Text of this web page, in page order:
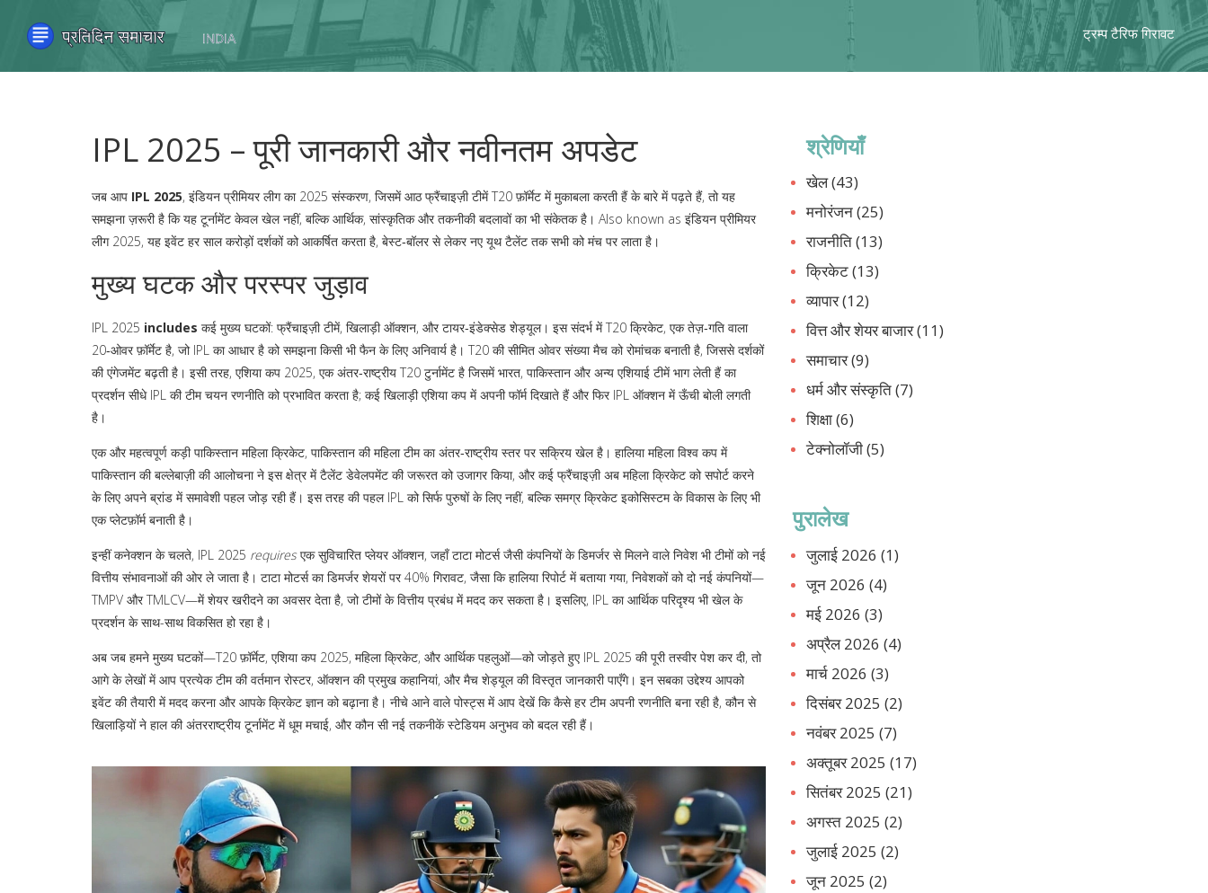
ट्रम्प टैरिफ गिरावट
IPL 2025 – पूरी जानकारी और नवीनतम अपडेट
जब आप IPL 2025, इंडियन प्रीमियर लीग का 2025 संस्करण, जिसमें आठ फ्रैंचाइज़ी टीमें T20 फ़ॉर्मेट में मुकाबला करती हैंके बारे में पढ़ते हैं, तो यह
समझना ज़रूरी है कि यह टूर्नामेंट केवल खेल नहीं, बल्कि आर्थिक, सांस्कृतिक और तकनीकी बदलावों का भी संकेतक है। Also known as इंडियन प्रीमियर
लीग 2025, यह इवेंट हर साल करोड़ों दर्शकों को आकर्षित करता है, बेस्ट‑बॉलर से लेकर नए यूथ टैलेंट तक सभी को मंच पर लाता है।
मुख्य घटक और परस्पर जुड़ाव
IPL 2025 includes कई मुख्य घटकों: फ्रैंचाइज़ी टीमें, खिलाड़ी ऑक्शन, और टायर‑इंडेक्सेड शेड्यूल। इस संदर्भ मेंT20 क्रिकेट, एक तेज़‑गति वाला
20‑ओवर फ़ॉर्मेट है, जो IPL का आधार है को समझना किसी भी फैन के लिए अनिवार्य है। T20 की सीमित ओवर संख्या मैच को रोमांचक बनाती है, जिससे दर्शकों
की एंगेजमेंट बढ़ती है। इसी तरह, एशिया कप 2025, एक अंतर‑राष्ट्रीय T20 टुर्नामेंट है जिसमें भारत, पाकिस्तान और अन्य एशियाई टीमें भाग लेती हैंका
प्रदर्शन सीधे IPL की टीम चयन रणनीति को प्रभावित करता है; कई खिलाड़ी एशिया कप में अपनी फॉर्म दिखाते हैं और फिर IPL ऑक्शन में ऊँची बोली लगती
है।
एक और महत्वपूर्ण कड़ीपाकिस्तान महिला क्रिकेट, पाकिस्तान की महिला टीम का अंतर‑राष्ट्रीय स्तर पर सक्रिय खेलहै। हालिया महिला विश्व कप में
पाकिस्तान की बल्लेबाज़ी की आलोचना ने इस क्षेत्र में टैलेंट डेवेलपमेंट की जरूरत को उजागर किया, और कई फ्रैंचाइज़ी अब महिला क्रिकेट को सपोर्ट करने
के लिए अपने ब्रांड में समावेशी पहल जोड़ रही हैं। इस तरह की पहल IPL को सिर्फ पुरुषों के लिए नहीं, बल्कि समग्र क्रिकेट इकोसिस्टम के विकास के लिए भी
एक प्लेटफ़ॉर्म बनाती है।
इन्हीं कनेक्शन के चलते, IPL 2025 requiresएक सुविचारित प्लेयर ऑक्शन, जहाँ टाटा मोटर्स जैसी कंपनियों के डिमर्जर से मिलने वाले निवेश भी टीमों को नई
वित्तीय संभावनाओं की ओर ले जाता है। टाटा मोटर्स का डिमर्जर शेयरों पर 40% गिरावट, जैसा कि हालिया रिपोर्ट में बताया गया, निवेशकों को दो नई कंपनियों—
TMPV और TMLCV—में शेयर खरीदने का अवसर देता है, जो टीमों के वित्तीय प्रबंध में मदद कर सकता है। इसलिए, IPL का आर्थिक परिदृश्य भी खेल के
प्रदर्शन के साथ-साथ विकसित हो रहा है।
अब जब हमने मुख्य घटकों—T20 फ़ॉर्मेट, एशिया कप 2025, महिला क्रिकेट, और आर्थिक पहलुओं—को जोड़ते हुए IPL 2025 की पूरी तस्वीर पेश कर दी, तो
आगे के लेखों में आप प्रत्येक टीम की वर्तमान रोस्टर, ऑक्शन की प्रमुख कहानियां, और मैच शेड्यूल की विस्तृत जानकारी पाएँगे। इन सबका उद्देश्य आपको
इवेंट की तैयारी में मदद करना और आपके क्रिकेट ज्ञान को बढ़ाना है। नीचे आने वाले पोस्ट्स में आप देखें कि कैसे हर टीम अपनी रणनीति बना रही है, कौन से
खिलाड़ियों ने हाल की अंतरराष्ट्रीय टूर्नामेंट में धूम मचाई, और कौन सी नई तकनीकें स्टेडियम अनुभव को बदल रही हैं।
श्रेणियाँ
खेल(43)
मनोरंजन(25)
राजनीति(13)
क्रिकेट(13)
व्यापार(12)
वित्त और शेयर बाजार(11)
समाचार(9)
धर्म और संस्कृति(7)
शिक्षा(6)
टेक्नोलॉजी(5)
पुरालेख
जुलाई 2026 (1)
जून 2026 (4)
मई 2026 (3)
अप्रैल 2026 (4)
मार्च 2026 (3)
दिसंबर 2025 (2)
नवंबर 2025 (7)
अक्तूबर 2025 (17)
सितंबर 2025 (21)
अगस्त 2025 (2)
जुलाई 2025 (2)
जून 2025 (2)